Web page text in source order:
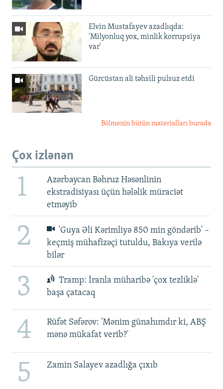
Elvin Mustafayev azadlıqda:
'Milyonluq yox, minlik korrupsiya
var'
Gürcüstan ali təhsili pulsuz etdi
Bölmənin bütün materialları burada
Çox izlənən
1
Azərbaycan Bəhruz Həsənlinin
ekstradisiyası üçün hələlik müraciət
etməyib
2
'Guya Əli Kərimliyə 850 min göndərib' –
keçmiş mühafizəçi tutuldu, Bakıya verilə
bilər
3
Tramp: İranla müharibə 'çox tezliklə'
başa çatacaq
4
Rüfət Səfərov: 'Mənim günahımdır ki, ABŞ
mənə mükafat verib?'
5 Zamin Salayev azadlığa çıxıb